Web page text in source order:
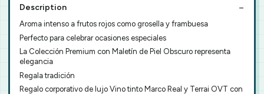
Description
Aroma intenso a frutos rojos como grosella y frambuesa
Perfecto para celebrar ocasiones especiales
La Colección Premium con Maletín de Piel Obscuro representa
elegancia
Regala tradición
Regalo corporativo de lujo Vino tinto Marco Real y Terrai OVT con